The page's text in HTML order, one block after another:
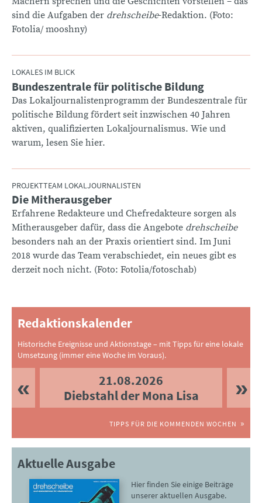
sind die Aufgaben der drehscheibe-Redaktion. (Foto:
Fotolia/ mooshny)
LOKALES IM BLICK
:Bundeszentrale für politische Bildung
Das Lokaljournalistenprogramm der Bundeszentrale für
politische Bildung fördert seit inzwischen 40 Jahren
aktiven, qualifizierten Lokaljournalismus. Wie und
warum, lesen Sie hier.
PROJEKTTEAM LOKALJOURNALISTEN
:Die Mitherausgeber
Erfahrene Redakteure und Chefredakteure sorgen als
Mitherausgeber dafür, dass die Angebote drehscheibe
besonders nah an der Praxis orientiert sind. Im Juni
2018 wurde das Team verabschiedet, ein neues gibt es
derzeit noch nicht. (Foto: Fotolia/fotoschab)
Redaktionskalender
Historische Ereignisse und Aktionstage – mit Tipps für eine lokale
Umsetzung (immer eine Woche im Voraus).
21.08.2026
Diebstahl der Mona Lisa
TIPPS FÜR DIE KOMMENDEN WOCHEN
Aktuelle Ausgabe
Hier finden Sie einige Beiträge
unserer aktuellen Ausgabe.